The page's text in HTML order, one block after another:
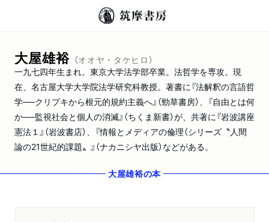
大屋雄裕 （オオヤ・タケヒロ）
一九七四年生まれ。東京大学法学部卒業。法哲学を専攻。現
在、名古屋大学大学院法学研究科教授。著書に『法解釈の言語哲
学──クリプキから根元的規約主義へ』（勁草書房）、『自由とは何
か──監視社会と個人の消滅』（ちくま新書）が、共著に『岩波講座
憲法１』（岩波書店）、『情報とメディアの倫理（シリーズ〝人間
論の21世紀的課題〟』（ナカニシヤ出版）などがある。
大屋雄裕の本